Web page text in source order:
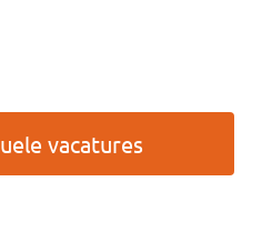
vacatures